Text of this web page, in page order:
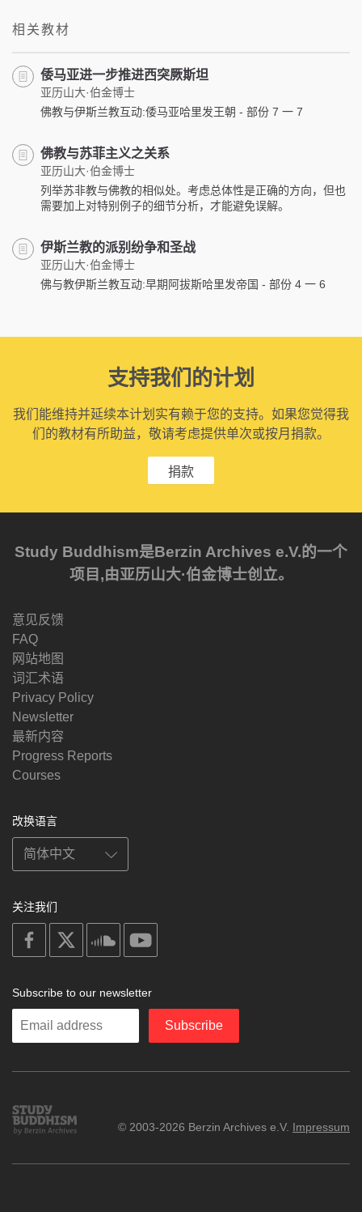
相关教材
倭马亚进一步推进西突厥斯坦
亚历山大·伯金博士
佛教与伊斯兰教互动:倭马亚哈里发王朝 - 部份 7 一 7
佛教与苏菲主义之关系
亚历山大·伯金博士
列举苏非教与佛教的相似处。考虑总体性是正确的方向，但也
需要加上对特别例子的细节分析，才能避免误解。
伊斯兰教的派别纷争和圣战
亚历山大·伯金博士
佛与教伊斯兰教互动:早期阿拔斯哈里发帝国 - 部份 4 一 6
支持我们的计划
我们能维持并延续本计划实有赖于您的支持。如果您觉得我
们的教材有所助益，敬请考虑提供单次或按月捐款。
捐款
Study Buddhism是Berzin Archives e.V.的一个
项目,由亚历山大·伯金博士创立。
意见反馈
FAQ
网站地图
词汇术语
Privacy Policy
Newsletter
最新内容
Progress Reports
Courses
改换语言
关注我们
on
facebook
soundcloud
Subscribe to our newsletter
Enter
Subscribe
Study
Buddhism
© 2003-2026 Berzin Archives e.V. Impressum